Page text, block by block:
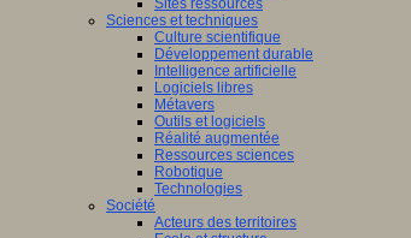
Sites ressources
Sciences et techniques
Culture scientifique
Développement durable
Intelligence artificielle
Logiciels libres
Métavers
Outils et logiciels
Réalité augmentée
Ressources sciences
Robotique
Technologies
Société
Acteurs des territoires